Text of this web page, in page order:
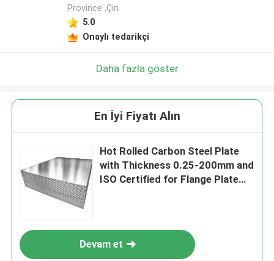
Province ,Çin
5.0
Onaylı tedarikçi
Daha fazla göster
En İyi Fiyatı Alın
Hot Rolled Carbon Steel Plate
with Thickness 0.25-200mm and
ISO Certified for Flange Plate
Devam et